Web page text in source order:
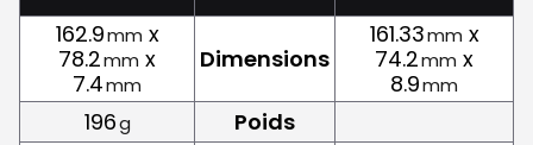
162.9mm x
78.2mm x
7.4mm
Dimensions
161.33mm x
74.2mm x
8.9mm
196g
Poids